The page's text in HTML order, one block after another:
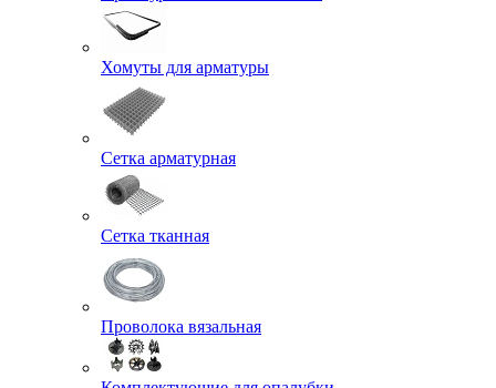
Хомуты для арматуры
Сетка арматурная
Сетка тканная
Проволока вязальная